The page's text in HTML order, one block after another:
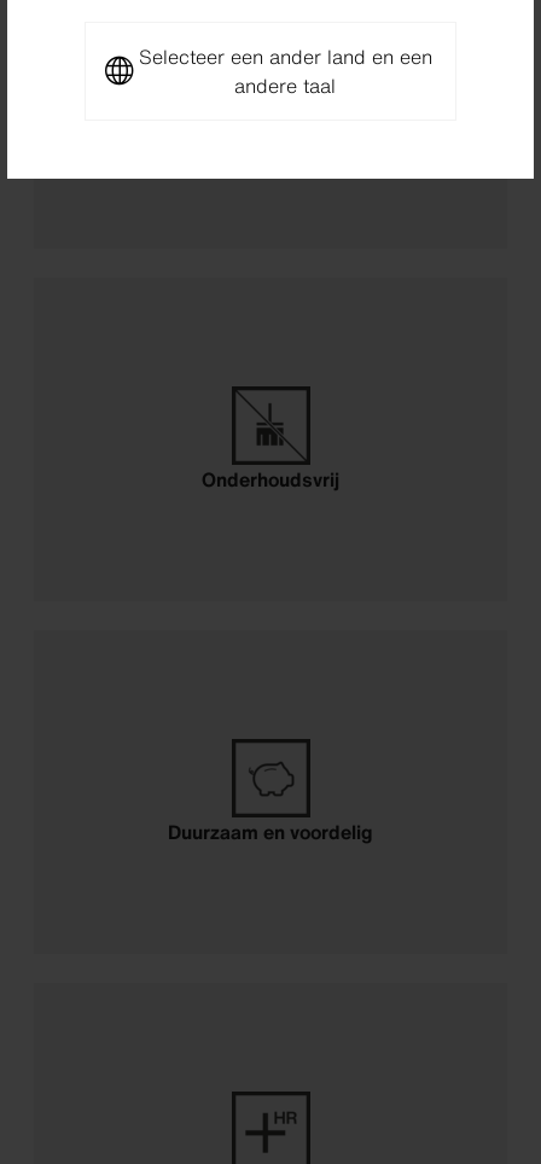
Selecteer een ander land en een
andere taal
Onderhoudsvrij
Duurzaam en voordelig